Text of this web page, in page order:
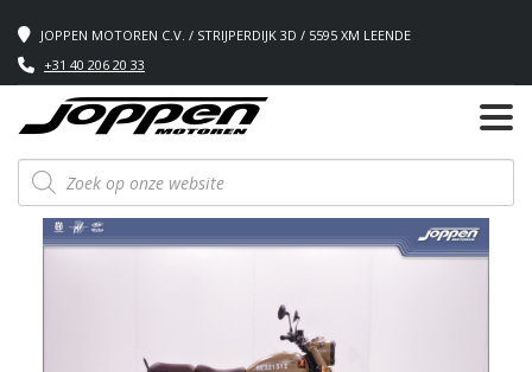
JOPPEN MOTOREN C.V. / STRIJPERDIJK 3D / 5595 XM LEENDE
+31 40 206 20 33
Producten
zoeken